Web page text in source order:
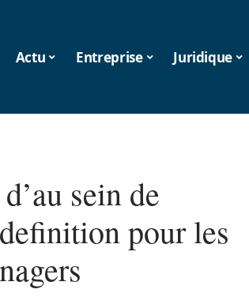
Actu Entreprise Juridique
sein de
pour les